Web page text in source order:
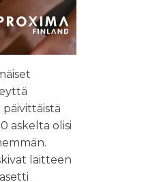
askelta olisi
laitteen